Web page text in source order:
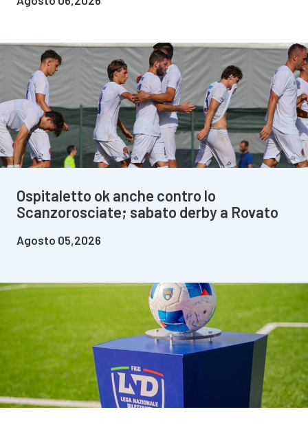
Ospitaletto ok anche contro lo
Scanzorosciate; sabato derby a Rovato
Agosto 05,2026